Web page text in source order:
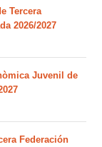
Tercera
2026/2027
Juvenil de
Federación